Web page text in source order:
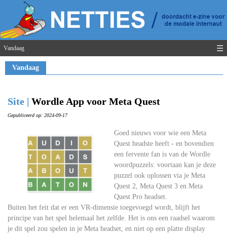
Vandaag ☰
Vandaag
Site | Wordle App voor Meta Quest
Gepubliceerd op: 2024-09-17
Goed nieuws voor wie een Meta
Quest headste heeft - en bovendien
een fervente fan is van de Wordle
woordpuzzels: voortaan kan je deze
puzzel ook oplossen via je Meta
Quest 2, Meta Quest 3 en Meta
Quest Pro headset.
Buiten het feit dat er een VR-dimensie toegevoegd wordt, blijft het
principe van het spel helemaal het zelfde. Het is ons een raadsel waarom
je dit spel zou spelen in je Meta headset, en niet op een platte display